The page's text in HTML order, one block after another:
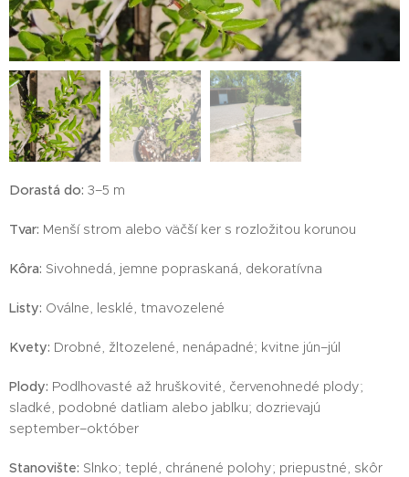
Dorastá do: 3–5 m
Tvar: Menší strom alebo väčší ker s rozložitou korunou
Kôra: Sivohnedá, jemne popraskaná, dekoratívna
Listy: Oválne, lesklé, tmavozelené
Kvety: Drobné, žltozelené, nenápadné; kvitne jún–júl
Plody: Podlhovasté až hruškovité, červenohnedé plody;
sladké, podobné datliam alebo jablku; dozrievajú
september–október
Stanovište: Slnko; teplé, chránené polohy; priepustné, skôr